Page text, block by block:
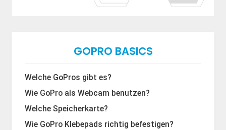
GOPRO BASICS
Welche GoPros gibt es?
Wie GoPro als Webcam benutzen?
Welche Speicherkarte?
Wie GoPro Klebepads richtig befestigen?